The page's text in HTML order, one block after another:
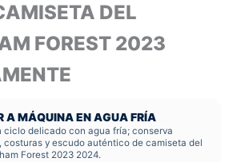
DEL
FOREST 2023
A MÁQUINA EN AGUA FRÍA
ciclo delicado con agua fría; conserva
costuras y escudo auténtico de camiseta del
Forest 2023 2024.